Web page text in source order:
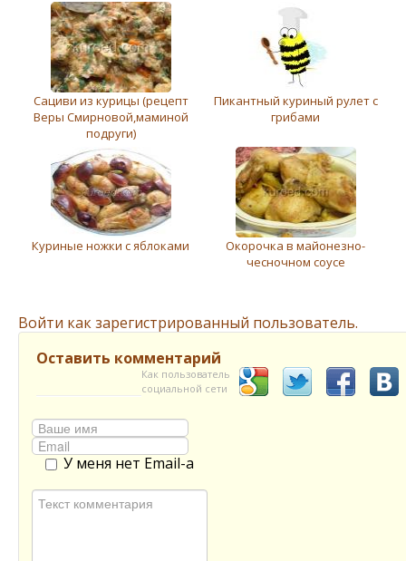
Сациви из курицы (рецепт
Веры Смирновой,маминой
подруги)
Пикантный куриный рулет с
грибами
Куриные ножки с яблоками
Окорочка в майонезно-
чесночном соусе
Войти как зарегистрированный пользователь.
Оставить комментарий
Как пользователь
социальной сети
У меня нет Email-а